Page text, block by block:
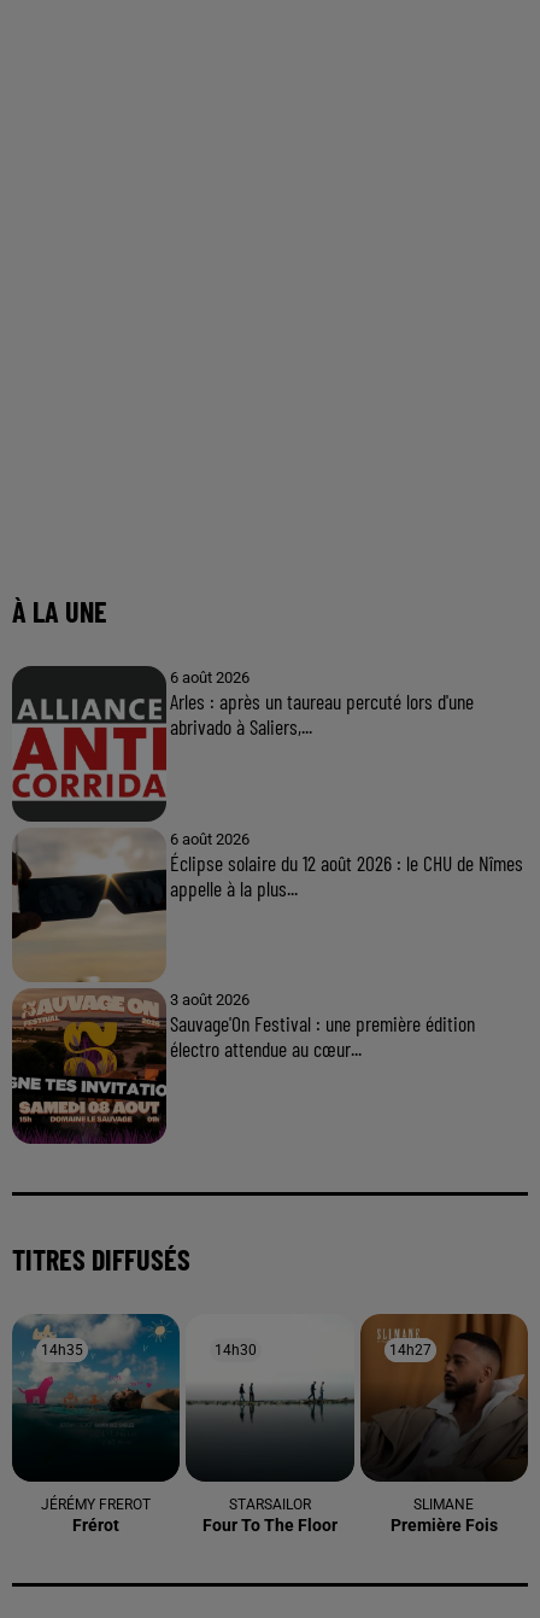
À LA UNE
6 août 2026
Arles : après un taureau percuté lors d'une
abrivado à Saliers,...
6 août 2026
Éclipse solaire du 12 août 2026 : le CHU de Nîmes
appelle à la plus...
3 août 2026
Sauvage'On Festival : une première édition
électro attendue au cœur...
TITRES DIFFUSÉS
14h35
14h35
JÉRÉMY FREROT
Frérot
14h30
14h30
STARSAILOR
Four To The Floor
14h27
14h27
SLIMANE
Première Fois